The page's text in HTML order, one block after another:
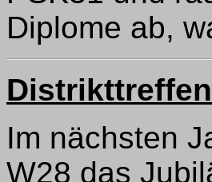
Diplome ab,
Im nächsten
W28 das